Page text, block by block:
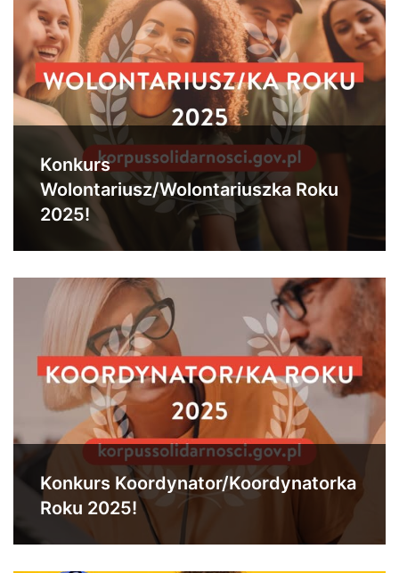
Konkurs
Wolontariusz/Wolontariuszka Roku
2025!
Konkurs Koordynator/Koordynatorka
Roku 2025!